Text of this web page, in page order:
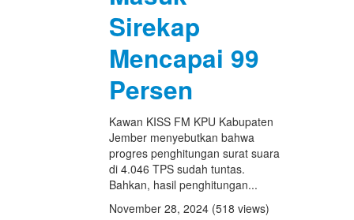
Sirekap
Mencapai 99
Persen
Kawan KISS FM KPU Kabupaten
Jember menyebutkan bahwa
progres penghitungan surat suara
di 4.046 TPS sudah tuntas.
Bahkan, hasil penghitungan...
November 28, 2024(518 views)